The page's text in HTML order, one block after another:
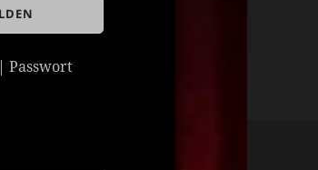
|Passwort